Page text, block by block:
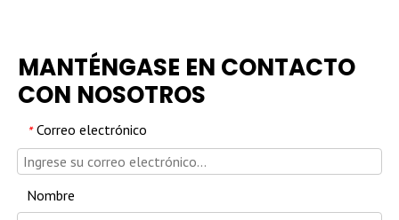
MANTÉNGASE EN CONTACTO
CON NOSOTROS
* Correo electrónico
Nombre